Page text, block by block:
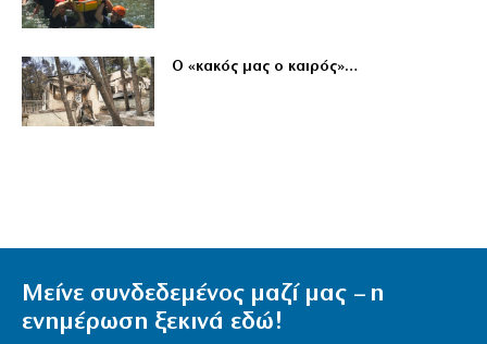
Ο «κακός μας ο καιρός»…
Μείνε συνδεδεμένος μαζί μας – η
ενημέρωση ξεκινά εδώ!